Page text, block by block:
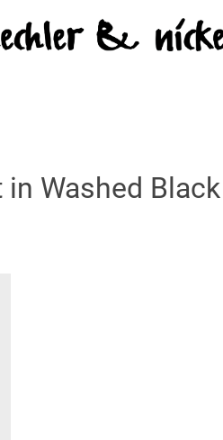
in Washed Black